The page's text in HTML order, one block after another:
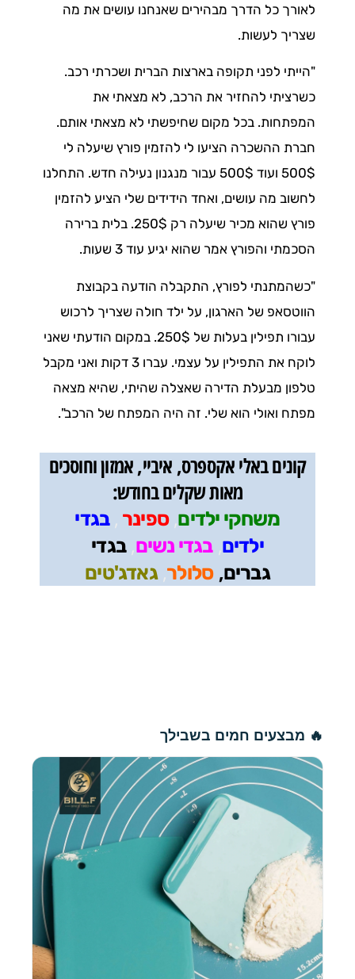
לאורך כל הדרך מבהירים שאנחנו עושים את מה
שצריך לעשות.
"הייתי לפני תקופה בארצות הברית ושכרתי רכב.
כשרציתי להחזיר את הרכב, לא מצאתי את
המפתחות. בכל מקום שחיפשתי לא מצאתי אותם.
חברת ההשכרה הציעו לי להזמין פורץ שיעלה לי
500$ ועוד 500$ עבור מנגנון נעילה חדש. התחלנו
לחשוב מה עושים, ואחד הידידים שלי הציע להזמין
פורץ שהוא מכיר שיעלה רק 250$. בלית ברירה
הסכמתי והפורץ אמר שהוא יגיע עוד 3 שעות.
"כשהמתנתי לפורץ, התקבלה הודעה בקבוצת
הווטסאפ של הארגון, על ילד חולה שצריך לרכוש
עבורו תפילין בעלות של 250$. במקום הודעתי שאני
לוקח את התפילין על עצמי. עברו 3 דקות ואני מקבל
טלפון מבעלת הדירה שאצלה שהיתי, שהיא מצאה
מפתח ואולי הוא שלי. זה היה המפתח של הרכב".
קונים באלי אקספרס, איביי, אמזון וחוסכים
מאות שקלים בחודש:
משחקי ילדים,ספינר ,בגדי
ילדים,בגדי נשים,בגדי
גברים, סלולר,גאדג'טים
🔥 מבצעים חמים בשבילך